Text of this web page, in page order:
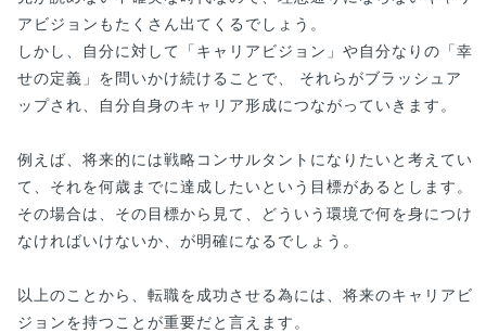
アビジョンもたくさん出てくるでしょう。
しかし、自分に対して「キャリアビジョン」や自分なりの「幸
せの定義」を問いかけ続けることで、 それらがブラッシュア
ップされ、自分自身のキャリア形成につながっていきます。
例えば、将来的には戦略コンサルタントになりたいと考えてい
て、それを何歳までに達成したいという目標があるとします。
その場合は、その目標から見て、どういう環境で何を身につけ
なければいけないか、が明確になるでしょう。
以上のことから、転職を成功させる為には、将来のキャリアビ
ジョンを持つことが重要だと言えます。